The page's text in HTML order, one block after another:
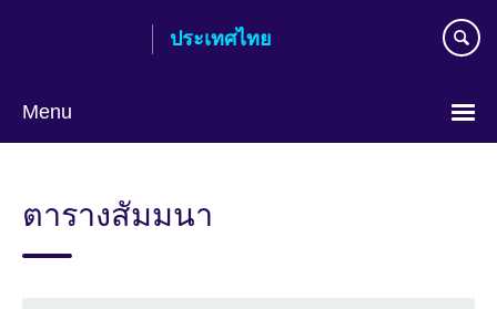
ประเทศไทย
Menu
ตารางสัมมนา